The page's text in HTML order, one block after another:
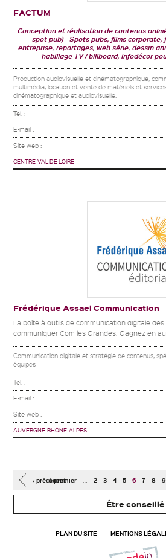
FACTUM
Conception et réalisation de contenus
spot pub)
Spots pubs, films corporate,
entreprise, reportages, web série, dessin
habillage TV / billboard, infodécor
Production audiovisuelle et cinématographique,
multimédia, location et vente de matériels et
cinématographique et audiovisuelle.
Tel. :
E-mail :
Site web :
CENTRE-VAL DE LOIRE
Frédérique Assael Communication
La boîte à outils de communication digitale
communiquer Com les Grandes. Gagnez en
Communication digitale et stratégie de contenus,
équipes
Tel. :
E-mail :
Site web :
AUVERGNE-RHÔNE-ALPES
Pages
« premier
‹ précédent 2 3 4 5 6 7 8 9
Être conseillé
PLAN DU SITE MENTIONS